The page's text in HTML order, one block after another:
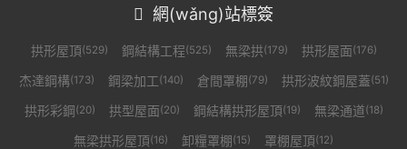
 網(wǎng)站標簽
拱形屋頂(529) 鋼結構工程(525) 無梁拱(179) 拱形屋面(176)
杰達鋼構(173) 鋼梁加工(140) 倉間罩棚(79) 拱形波紋鋼屋蓋(51)
拱形彩鋼(20) 拱型屋面(20) 鋼結構拱形屋頂(19) 無梁通道(18)
無梁拱形屋頂(16) 卸糧罩棚(15) 罩棚屋頂(12)